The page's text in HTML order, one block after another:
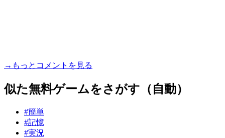
→もっとコメントを見る
似た無料ゲームをさがす（自動）
#簡単
#記憶
#実況